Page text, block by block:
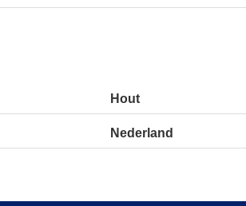
Hout
Nederland